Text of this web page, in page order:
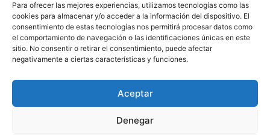
Para ofrecer las mejores experiencias, utilizamos tecnologías como las
cookies para almacenar y/o acceder a la información del dispositivo. El
consentimiento de estas tecnologías nos permitirá procesar datos como
el comportamiento de navegación o las identificaciones únicas en este
sitio. No consentir o retirar el consentimiento, puede afectar
negativamente a ciertas características y funciones.
Aceptar
Denegar
Enviar
Málaga